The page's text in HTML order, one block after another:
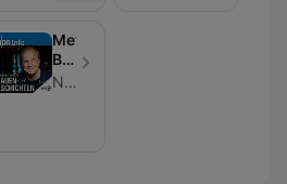
Meyer-
Burckhardts
Frauengeschichten
NDR Info